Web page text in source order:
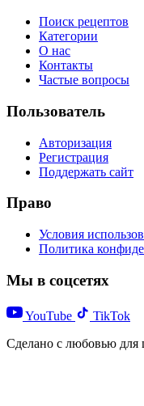
Поиск рецептов
Категории
О нас
Контакты
Частые вопросы
Пользователь
Авторизация
Регистрация
Поддержать сайт
Право
Условия
Политика
Мы в соцсетях
YouTube
TikTok
Сделано с любовью для